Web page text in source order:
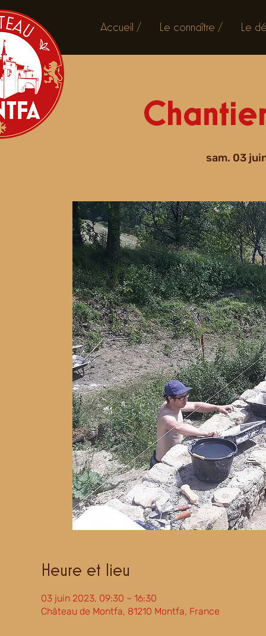
Accueil / Le connaître / Le
sam. 03
Heure et lieu
03 juin 2023, 09:30 – 16:30
Château de Montfa, 81210 Montfa, France